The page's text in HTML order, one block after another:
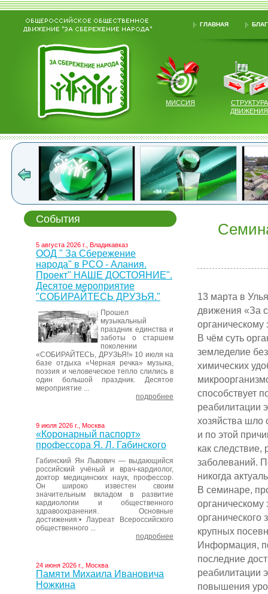
ГЛАВНАЯ
МИССИЯ
СТРУКТУРА
ДВИЖЕНИЯ
События
5 августа 2026 г., Владикавказ
ООД " За Сбережение
народа" в РСО - Алания.
Проект" НАШЕ ДОСТОЯНИЕ".
Десятое мероприятие
"СОБИРАЙТЕСЬ ДРУЗЬЯ."
Прошел
музыкальный
праздник единства и
заботы о старшем
поколении
«СОБИРАЙТЕСЬ, ДРУЗЬЯ!» 10 июля на
базе отдыха «Черная речка» музыка,
поэзия и человеческое тепло слились в
один большой праздник. Десятое
мероприятие ...
подробнее
9 июля 2026 г., Москва
«Коронарный паспорт»
профессора Я. Л. Габинского
Габинский Ян Львович — выдающийся
российский учёный и врач-кардиолог,
доктор медицинских наук, профессор.
Он широко известен своим
значительным вкладом в развитие
кардиологии и общественного
здравоохранения. Основные
достижения:• Лауреат Всероссийского
общественного ...
подробнее
24 июня 2026 г., Москва
Памяти Михаила Ивановича
Ножкина
13 марта в
движения «За
В чём суть
земледелие
химических
способствует
реабилитации
хозяйства шло
и по этой
как следствие,
заболеваний.
никогда
В семинаре,
крупных
Информация,
последние
реабилитации
повышения